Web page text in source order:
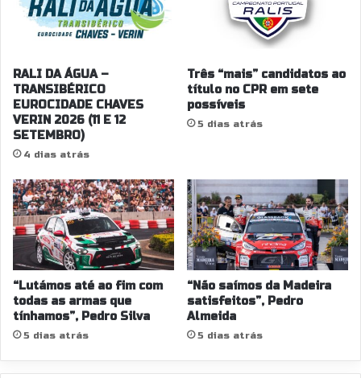
RALI DA ÁGUA –
TRANSIBÉRICO
EUROCIDADE CHAVES
VERIN 2026 (11 E 12
SETEMBRO)
4 dias atrás
Três “mais” candidatos ao
título no CPR em sete
possíveis
5 dias atrás
“Lutámos até ao fim com
todas as armas que
tínhamos”, Pedro Silva
5 dias atrás
“Não saímos da Madeira
satisfeitos”, Pedro
Almeida
5 dias atrás